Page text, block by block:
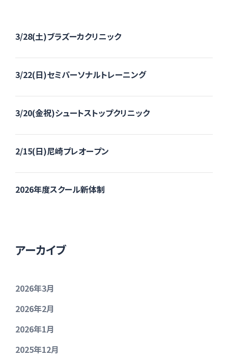
3/28(土)ブラズーカクリニック
3/22(日)セミパーソナルトレーニング
3/20(金祝)シュートストップクリニック
2/15(日)尼崎プレオープン
2026年度スクール新体制
アーカイブ
2026年3月
2026年2月
2026年1月
2025年12月